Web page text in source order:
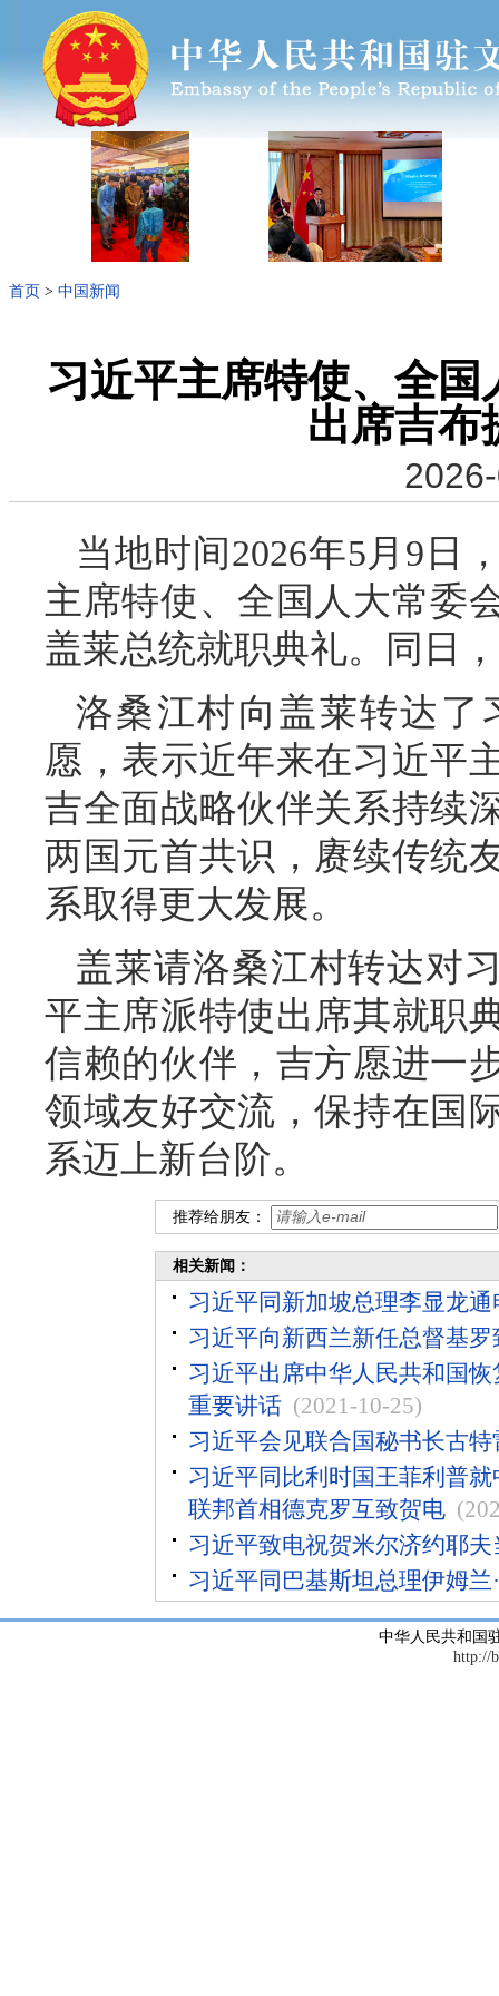
首页 > 中国新闻
习近平主席特使、全
出席吉布
当地时间2026年5月9日
主席特使、全国人大常委
盖莱总统就职典礼。同日
洛桑江村向盖莱转达了
愿，表示近年来在习近平
吉全面战略伙伴关系持续
两国元首共识，赓续传统
系取得更大发展。
盖莱请洛桑江村转达对
平主席派特使出席其就职
信赖的伙伴，吉方愿进一
领域友好交流，保持在国
系迈上新台阶。
推荐给朋友：
相关新闻：
习近平同新加坡总理李显龙通
习近平向新西兰新任总督基罗
习近平出席中华人民共和国
重要讲话 (2021-10-25)
习近平会见联合国秘书长古特
习近平同比利时国王菲利普
联邦首相德克罗互致贺电
习近平致电祝贺米尔济约耶
习近平同巴基斯坦总理伊姆兰
中华人民共和国
http://